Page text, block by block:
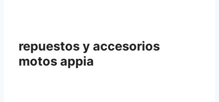
repuestos y accesorios
motos appia